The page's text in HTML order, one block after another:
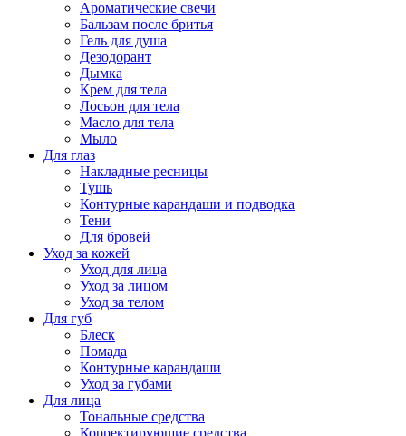
Ароматические свечи
Бальзам после бритья
Гель для душа
Дезодорант
Дымка
Крем для тела
Лосьон для тела
Масло для тела
Мыло
Для глаз
Накладные ресницы
Тушь
Контурные карандаши и подводка
Тени
Для бровей
Уход за кожей
Уход для лица
Уход за лицом
Уход за телом
Для губ
Блеск
Помада
Контурные карандаши
Уход за губами
Для лица
Тональные средства
Корректирующие средства